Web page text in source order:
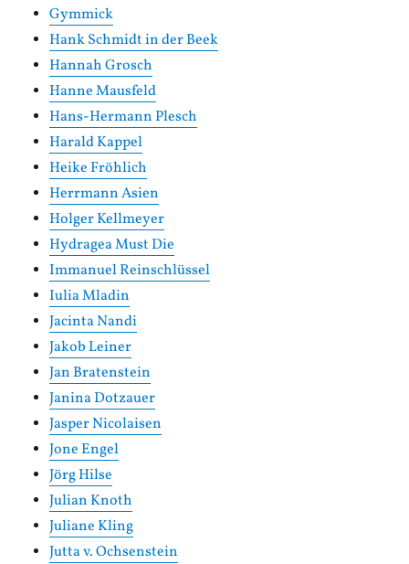
Gymmick
Hank Schmidt in der Beek
Hannah Grosch
Hanne Mausfeld
Hans-Hermann Plesch
Harald Kappel
Heike Fröhlich
Herrmann Asien
Holger Kellmeyer
Hydragea Must Die
Immanuel Reinschlüssel
Iulia Mladin
Jacinta Nandi
Jakob Leiner
Jan Bratenstein
Janina Dotzauer
Jasper Nicolaisen
Jone Engel
Jörg Hilse
Julian Knoth
Juliane Kling
Jutta v. Ochsenstein